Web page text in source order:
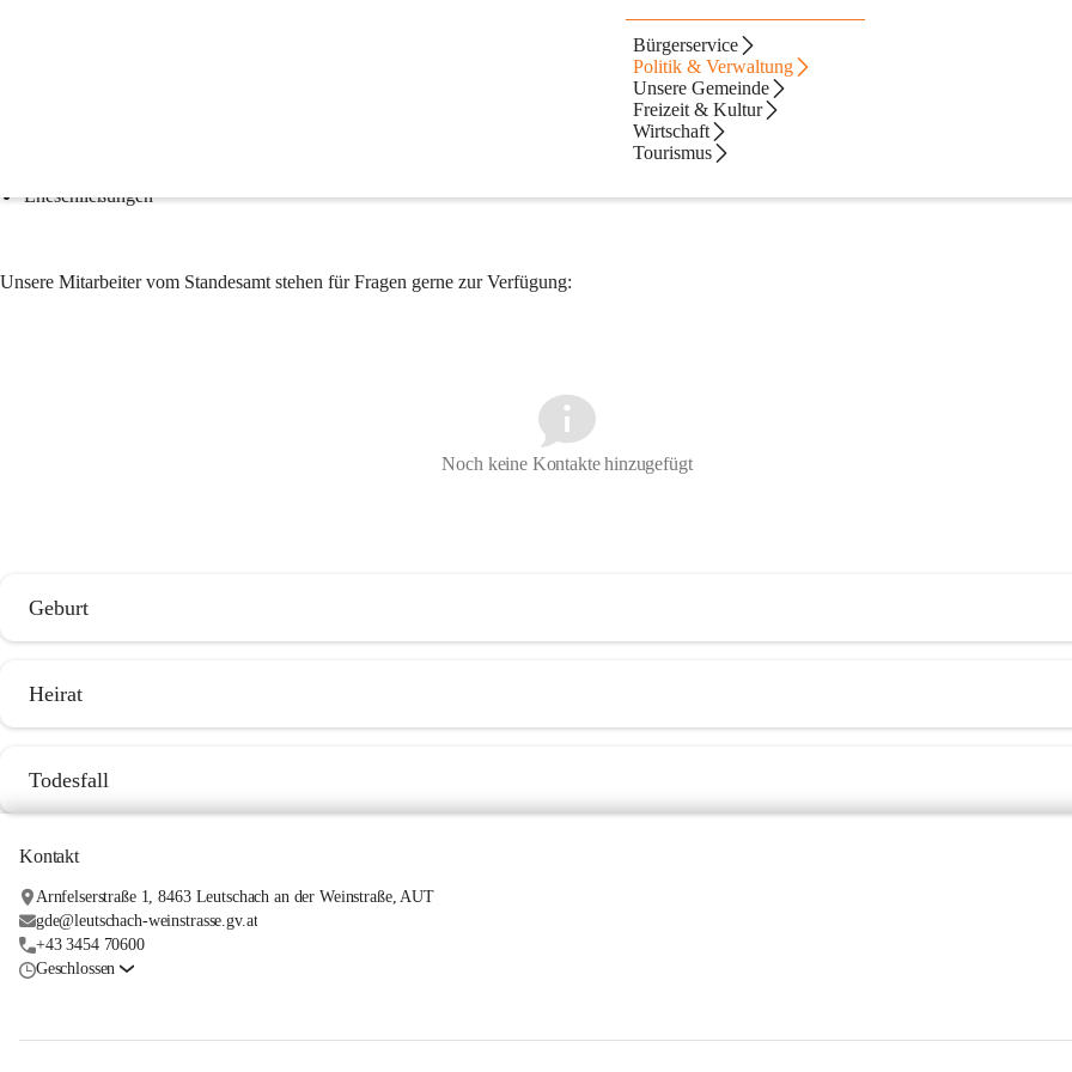
Bürgerservice
Politik & Verwaltung
Unsere Gemeinde
Freizeit & Kultur
Wirtschaft
Tourismus
Eheschließungen
Unsere Mitarbeiter vom Standesamt stehen für Fragen gerne zur Verfügung:
Noch keine Kontakte hinzugefügt
Geburt
Heirat
Todesfall
Kontakt
Arnfelserstraße 1, 8463 Leutschach an der Weinstraße, AUT
gde@leutschach-weinstrasse.gv.at
+43 3454 70600
Geschlossen